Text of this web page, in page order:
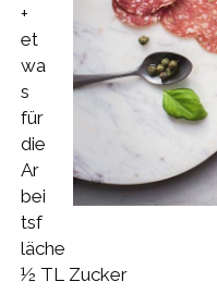
+
et
wa
s
für
die
Ar
bei
tsf
läche
½ TL Zucker